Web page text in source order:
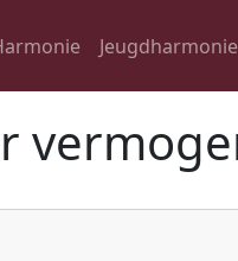
Jeugdharmonie